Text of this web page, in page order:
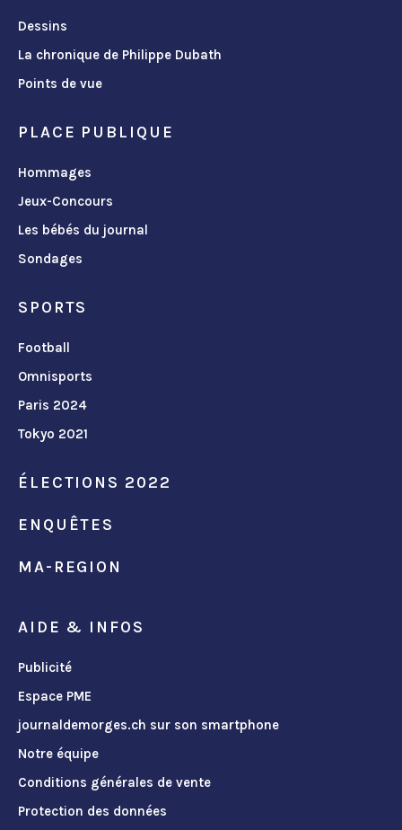
Dessins
La chronique de Philippe Dubath
Points de vue
PLACE PUBLIQUE
Hommages
Jeux-Concours
Les bébés du journal
Sondages
SPORTS
Football
Omnisports
Paris 2024
Tokyo 2021
ÉLECTIONS 2022
ENQUÊTES
MA-REGION
AIDE & INFOS
Publicité
Espace PME
journaldemorges.ch sur son smartphone
Notre équipe
Conditions générales de vente
Protection des données